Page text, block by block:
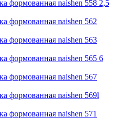
формованная naishen 558 2,5
формованная naishen 562
формованная naishen 563
формованная naishen 565 6
формованная naishen 567
формованная naishen 569l
формованная naishen 571